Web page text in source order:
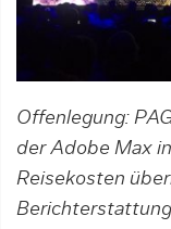
Offenlegung:
der Adobe Max
Reisekosten